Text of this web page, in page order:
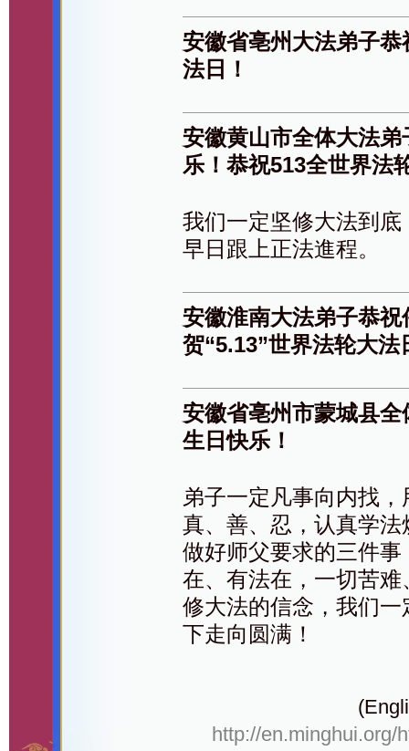
安徽省亳州大法弟子
法日！
安徽黄山市全体大法
乐！恭祝513全世界法
我们一定坚修大法到
早日跟上正法進程。
安徽淮南大法弟子恭
贺“5.13”世界法轮大法
安徽省亳州市蒙城县
生日快乐！
弟子一定凡事向内找
真、善、忍，认真学
做好师父要求的三件
在、有法在，一切苦
修大法的信念，我们
下走向圆满！
http://en.minghui.org/